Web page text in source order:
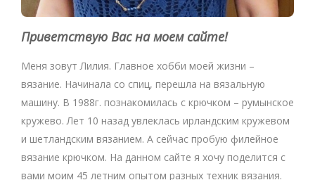
Приветствую Вас на моем сайте!
Меня зовут Лилия. Главное хобби моей жизни –
вязание. Начинала со спиц, перешла на вязальную
машину. В 1988г. познакомилась с крючком – румынское
кружево. Лет 10 назад увлеклась ирландским кружевом
и шетландским вязанием. А сейчас пробую филейное
вязание крючком. На данном сайте я хочу поделится с
вами моим 45 летним опытом разных техник вязания.